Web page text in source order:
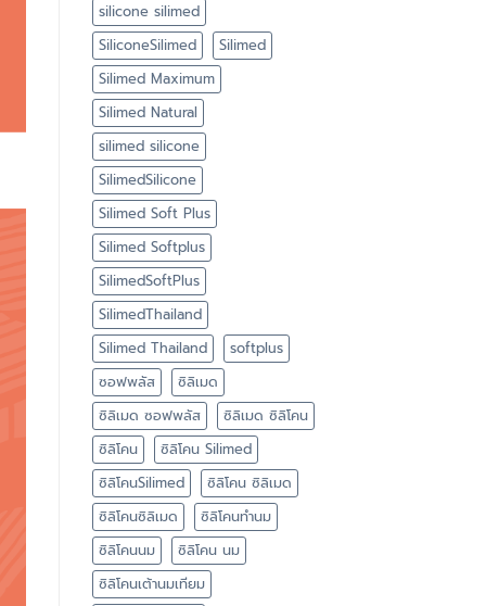
silicone silimed
SiliconeSilimed
Silimed
Silimed Maximum
Silimed Natural
silimed silicone
SilimedSilicone
Silimed Soft Plus
Silimed Softplus
SilimedSoftPlus
SilimedThailand
Silimed Thailand
softplus
ซอฟพลัส
ซิลิเมด
ซิลิเมด ซอฟพลัส
ซิลิเมด ซิลิโคน
ซิลิโคน
ซิลิโคน Silimed
ซิลิโคนSilimed
ซิลิโคน ซิลิเมด
ซิลิโคนซิลิเมด
ซิลิโคนทำนม
ซิลิโคนนม
ซิลิโคน นม
ซิลิโคนเต้านมเทียม